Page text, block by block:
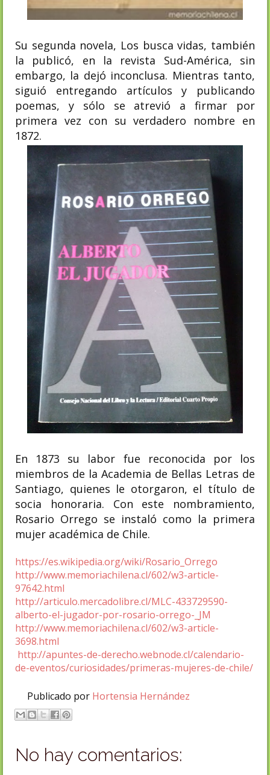
Su segunda novela, Los busca vidas, también
la publicó, en la revista Sud-América, sin
embargo, la dejó inconclusa. Mientras tanto,
siguió entregando artículos y publicando
poemas, y sólo se atrevió a firmar por
primera vez con su verdadero nombre en
1872.
En 1873 su labor fue reconocida por los
miembros de la Academia de Bellas Letras de
Santiago, quienes le otorgaron, el título de
socia honoraria. Con este nombramiento,
Rosario Orrego se instaló como la primera
mujer académica de Chile.
https://es.wikipedia.org/wiki/Rosario_Orrego
http://www.memoriachilena.cl/602/w3-article-
97642.html
http://articulo.mercadolibre.cl/MLC-433729590-
alberto-el-jugador-por-rosario-orrego-_JM
http://www.memoriachilena.cl/602/w3-article-
3698.html
http://apuntes-de-derecho.webnode.cl/calendario-
de-eventos/curiosidades/primeras-mujeres-de-chile/
Publicado por Hortensia Hernández
No hay comentarios: